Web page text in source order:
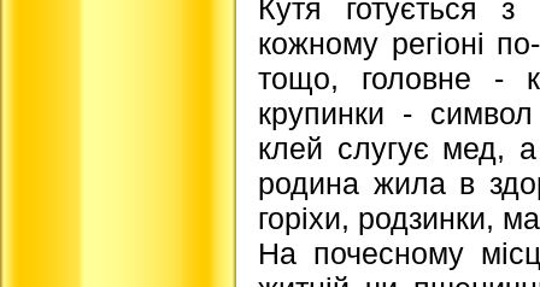
Кутя готується
кожному регіоні
тощо, головне -
крупинки -
клей слугує мед,
родина жила в
горіхи, родзинки,
На почесному